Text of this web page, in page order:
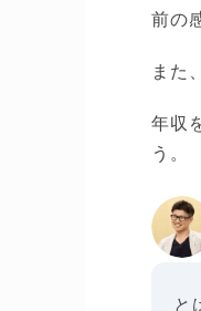
前の
また
年収
う。
と